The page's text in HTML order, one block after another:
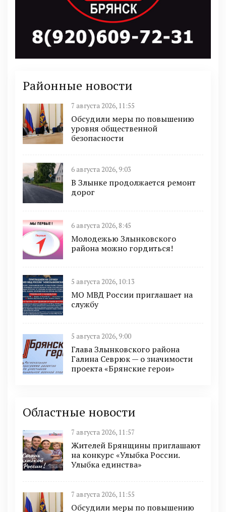
Районные новости
7 августа 2026, 11:55
Обсудили меры по повышению
уровня общественной
безопасности
6 августа 2026, 9:03
В Злынке продолжается ремонт
дорог
6 августа 2026, 8:45
Молодежью Злынковского
района можно гордиться!
5 августа 2026, 10:13
МО МВД России приглашает на
службу
5 августа 2026, 9:00
Глава Злынковского района
Галина Севрюк — о значимости
проекта «Брянские герои»
Областные новости
7 августа 2026, 11:57
Жителей Брянщины приглашают
на конкурс «Улыбка России.
Улыбка единства»
7 августа 2026, 11:55
Обсудили меры по повышению